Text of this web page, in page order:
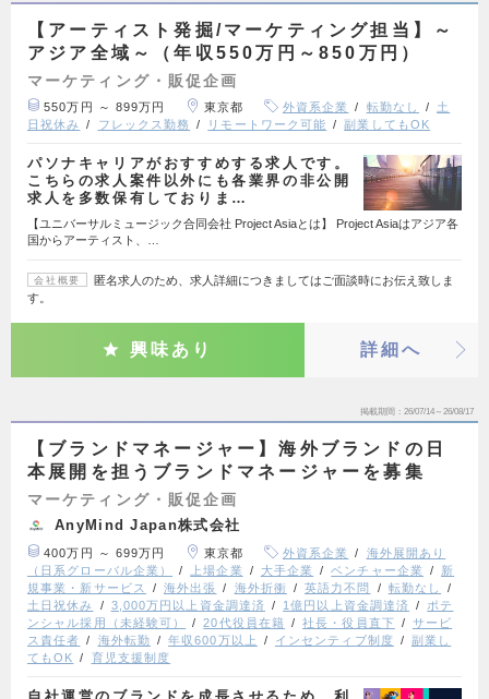
【アーティスト発掘/マーケティング担当】～
アジア全域～（年収550万円～850万円）
マーケティング・販促企画
550万円 ～ 899万円 東京都 外資系企業 転勤なし
土
日祝休み
フレックス勤務 リモートワーク可能 副業してもOK
パソナキャリアがおすすめする求人です。
こちらの求人案件以外にも各業界の非公開
求人を多数保有しておりま…
【ユニバーサルミュージック合同会社 Project Asiaとは】 Project Asiaはアジア各
国からアーティスト、…
会社概要
匿名求人のため、求人詳細につきましてはご面談時にお伝え致しま
す。
興味あり 詳細へ
掲載期間 26/07/14～26/08/17
【ブランドマネージャー】海外ブランドの日
本展開を担うブランドマネージャーを募集
マーケティング・販促企画
AnyMind Japan株式会社
400万円 ～ 699万円 東京都 外資系企業
海外展開あり
（日系グローバル企業）
上場企業 大手企業 ベンチャー企業
新
規事業・新サービス
海外出張 海外折衝 英語力不問
転勤なし
土日祝休み
3,000万円以上資金調達済 1億円以上資金調達済
ポテ
ンシャル採用（未経験可）
20代役員在籍 社長・役員直下
サービ
ス責任者
海外転勤 年収600万以上 インセンティブ制度
副業し
てもOK
育児支援制度